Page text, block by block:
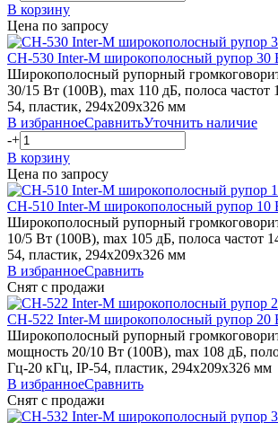
В корзину
Цена по запросу
CH-530 Inter-M широкополосный рупор 30
Широкополосный рупорный
30/15 Вт (100В), max 110 дБ, полоса частот
54, пластик, 294х209х326 мм
В избранноеСравнитьУточнить наличие
-+
В корзину
Цена по запросу
CH-510 Inter-M широкополосный рупор 10
Широкополосный рупорный
10/5 Вт (100В), max 105 дБ, полоса частот
54, пластик, 294х209х326 мм
В избранноеСравнить
Снят с продажи
CH-522 Inter-M широкополосный рупор 20
Широкополосный рупорный
мощность 20/10 Вт (100В), max 108 дБ,
Гц-20 кГц, IP-54, пластик, 294х209х326 мм
В избранноеСравнить
Снят с продажи